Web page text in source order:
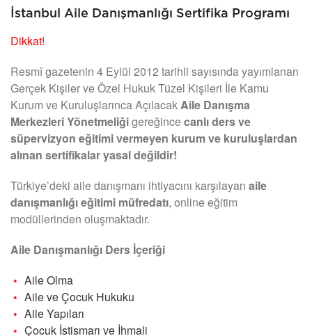
İstanbul Aile Danışmanlığı Sertifika Programı
Dikkat!
Resmî gazetenin 4 Eylül 2012 tarihli sayısında yayımlanan
Gerçek Kişiler ve Özel Hukuk Tüzel Kişileri İle Kamu
Kurum ve Kuruluşlarınca AçılacakAile Danışma
Merkezleri Yönetmeliğigereğincecanlı ders ve
süpervizyon eğitimi vermeyen kurum ve kuruluşlardan
alınan sertifikalar yasal değildir!
Türkiye’deki aile danışmanı ihtiyacını karşılayan aile
danışmanlığı eğitimi müfredatı, online eğitim
modüllerinden oluşmaktadır.
Aile Danışmanlığı Ders İçeriği
Aile Olma
Aile ve Çocuk Hukuku
Aile Yapıları
Çocuk İstismarı ve İhmali